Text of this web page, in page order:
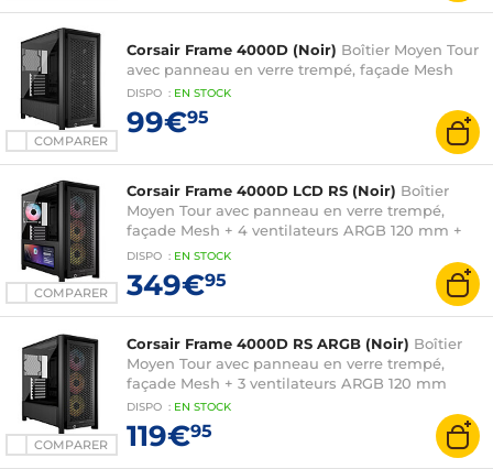
COMPARER
Corsair Frame 4000D (Noir) Boîtier Moyen Tour
avec panneau en verre trempé, façade Mesh
DISPO : EN STOCK
99€95
COMPARER
Corsair Frame 4000D LCD RS (Noir) Boîtier
Moyen Tour avec panneau en verre trempé,
façade Mesh + 4 ventilateurs ARGB 120 mm +
écran tactile LCD XENEON EDGE 14,5"
DISPO : EN STOCK
349€95
COMPARER
Corsair Frame 4000D RS ARGB (Noir) Boîtier
Moyen Tour avec panneau en verre trempé,
façade Mesh + 3 ventilateurs ARGB 120 mm
DISPO : EN STOCK
119€95